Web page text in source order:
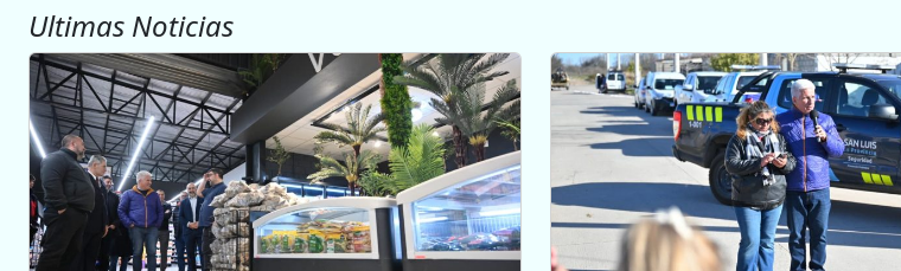
Ultimas Noticias